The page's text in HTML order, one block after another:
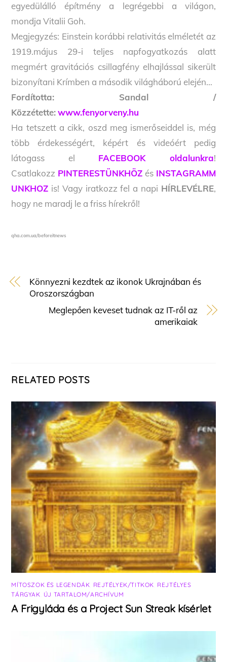
egyedülálló építmény a legrégebbi a világon,
mondja Vitalii Goh.
Megjegyzés: Einstein korábbi relativitás elméletét az
1919.május 29-i teljes napfogyatkozás alatt
megmért gravitációs csillagfény elhajlással sikerült
bizonyítani Krímben a második világháború elején…
Fordította: Sandal /
Közzétette: www.fenyorveny.hu
Ha tetszett a cikk, oszd meg ismerőseiddel is, még
több érdekességért, képért és videóért pedig
látogass el FACEBOOK oldalunkra!
Csatlakozz PINTERESTÜNKHÖZ és INSTAGRAMM
UNKHOZ is! Vagy iratkozz fel a napi HÍRLEVÉLRE,
hogy ne maradj le a friss hírekről!
qha.com.ua/beforeitnews
Könnyezni kezdtek az ikonok Ukrajnában és
Oroszországban
Meglepően keveset tudnak az IT-ről az
amerikaiak
RELATED POSTS
MÍTOSZOK ÉS LEGENDÁK REJTÉLYEK/TITKOK REJTÉLYES
TÁRGYAK ÚJ TARTALOM/ARCHÍVUM
A Frigyláda és a Project Sun Streak kísérlet